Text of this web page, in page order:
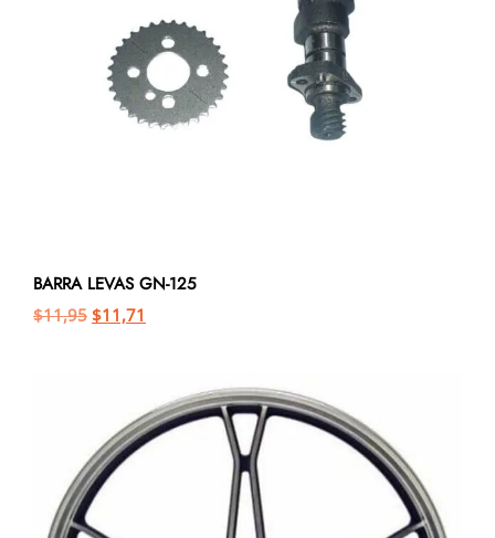
BARRA LEVAS GN-125
$11,95 $11,71